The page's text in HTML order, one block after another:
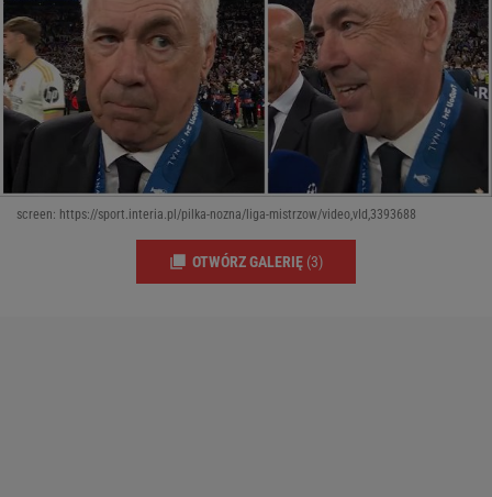
screen: https://sport.interia.pl/pilka-nozna/liga-mistrzow/video,vId,3393688
OTWÓRZ GALERIĘ (3)